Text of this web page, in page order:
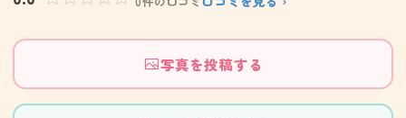
写真を投稿する